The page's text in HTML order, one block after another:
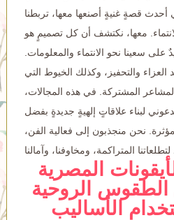
أحدث قصةٍ غنيةٍ أصنعها معها، تربطنا
معها، نكتشف أن كل تصميمٍ هو
سعينا نحو الانتماء والمعلومات.
العزاء والتحفيز، وكذلك الخيوط التي
المشتركة. في هذه المجالات،
لبناء علاقاتٍ إلهيةٍ جديدةٍ بفضل
نحن منجذبون إلى فعالية الفن،
المصرية
الطقوس الروحية
الأساليب